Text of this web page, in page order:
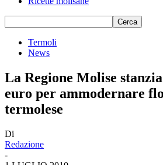
Termoli
News
La Regione Molise
euro per ammodernare
termolese
Di
Redazione
-